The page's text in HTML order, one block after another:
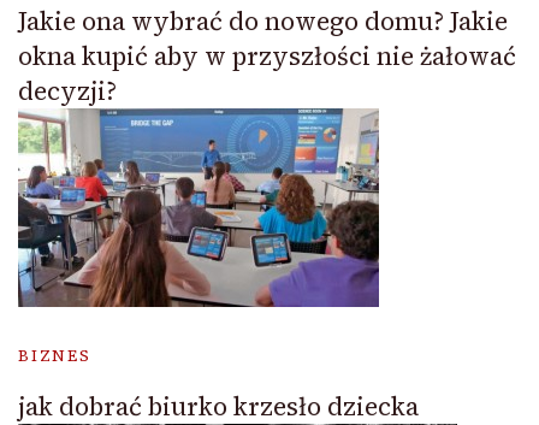
Jakie ona wybrać do nowego domu? Jakie
okna kupić aby w przyszłości nie żałować
decyzji?
BIZNES
jak dobrać biurko krzesło dziecka